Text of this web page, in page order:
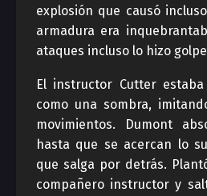
explosión que causó
armadura era
ataques incluso lo hizo
El instructor Cutter
como una sombra,
movimientos. Dumont
hasta que se acercan lo
que salga por detrás.
compañero instructor y